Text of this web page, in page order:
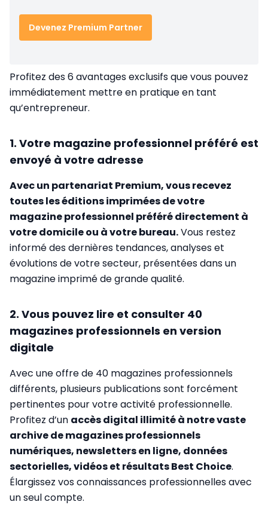
Devenez Premium Partner
Profitez des 6 avantages exclusifs que vous pouvez
immédiatement mettre en pratique en tant
qu’entrepreneur.
1. Votre magazine professionnel préféré est
envoyé à votre adresse
Avec un partenariat Premium, vous recevez
toutes les éditions imprimées de votre
magazine professionnel préféré directement à
votre domicile ou à votre bureau.Vous restez
informé des dernières tendances, analyses et
évolutions de votre secteur, présentées dans un
magazine imprimé de grande qualité.
2. Vous pouvez lire et consulter 40
magazines professionnels en version
digitale
Avec une offre de 40 magazines professionnels
différents, plusieurs publications sont forcément
pertinentes pour votre activité professionnelle.
Profitez d’un accès digital illimité à notre vaste
archive de magazines professionnels
numériques, newsletters en ligne, données
sectorielles, vidéos et résultats Best Choice.
Élargissez vos connaissances professionnelles avec
un seul compte.